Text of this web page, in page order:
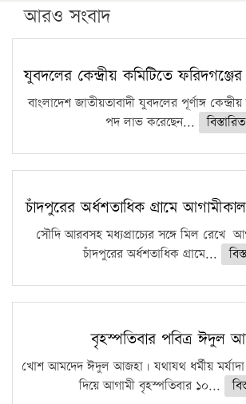
পিএইচডি করছেন কুয়েটের কৃতি…
সারা দেশে বজ্রাঘাতে ১৪ জনের প্রাণহানি
কঠোর হচ্ছে এসএসসি ও এইচএসসি
ফরিদগঞ্জে আগুনে পুড়লো ৬ ব্যবসা
আরও সংবাদ
যুবদলের কেন্দ্রীয় কমিটিতে
বাংলাদেশ জাতীয়তাবাদী যুবদলের পূর্ণাঙ্গ
পদ লাভ করেছেন...
বিস্তারিত
চাঁদপুরের অর্ধশতাধিক গ্রামে
সৌদি আরবসহ মধ্যপ্রাচ্যের সঙ্গে মিল রেখে
চাঁদপুরের অর্ধশতাধিক গ্রামে...
বৃহস্পতিবার পবিত্র ঈদুল
খোশ আমদেদ ঈদুল আজহা। যথাযথ ধর্মীয় মর্যাদা
দিয়ে আগামী বৃহস্পতিবার ১০...